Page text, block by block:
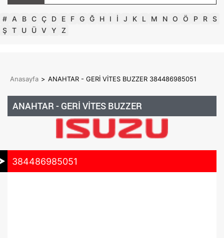
# A B C Ç D E F G Ğ H I İ J K L M N O Ö P R S
Ş T U Ü V Y Z
Anasayfa > ANAHTAR - GERİ VİTES BUZZER 384486985051
ANAHTAR - GERİ VİTES BUZZER
384486985051